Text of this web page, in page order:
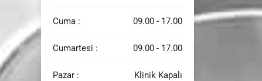
Cuma : 09.00 - 17.00
Cumartesi : 09.00 - 17.00
Pazar : Klinik Kapalı